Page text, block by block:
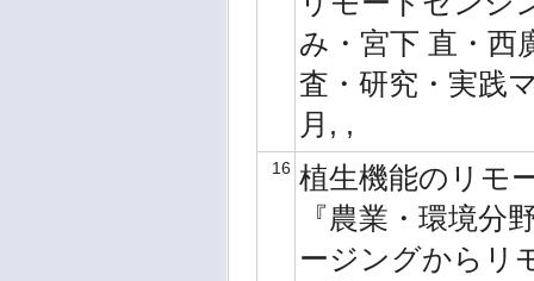
み・宮下 直・西
査・研究・実践
月, ,
16 植生機能のリモ
『農業・環境
ージングからリ